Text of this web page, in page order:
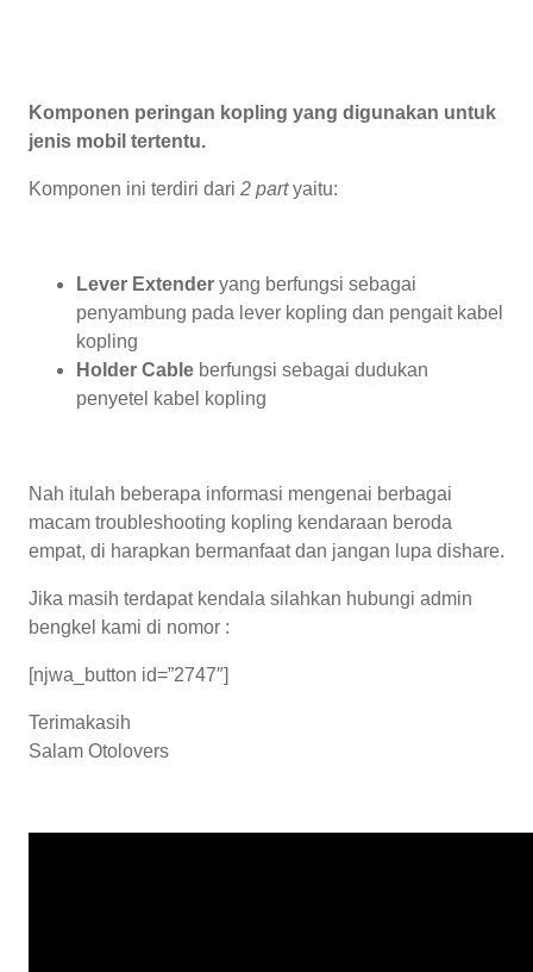
Komponen peringan kopling yang digunakan untuk
jenis mobil tertentu.
Komponen ini terdiri dari 2 partyaitu:
Lever Extender yang berfungsi sebagai
penyambung pada lever kopling dan pengait kabel
kopling
Holder Cable berfungsi sebagai dudukan
penyetel kabel kopling
Nah itulah beberapa informasi mengenai berbagai
macam troubleshooting kopling kendaraan beroda
empat, di harapkan bermanfaat dan jangan lupa dishare.
Jika masih terdapat kendala silahkan hubungi admin
bengkel kami di nomor :
[njwa_button id=”2747″]
Terimakasih
Salam Otolovers